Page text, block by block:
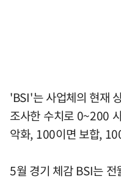
'BSI'는 사업체의 현재
조사한 수치로 0~200
악화, 100이면 보합,
5월 경기 체감 BSI는